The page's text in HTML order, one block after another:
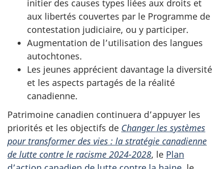
initier des causes types liées aux droits et
aux libertés couvertes par le Programme de
contestation judiciaire, ou y participer.
Augmentation de l’utilisation des langues
autochtones.
Les jeunes apprécient davantage la diversité
et les aspects partagés de la réalité
canadienne.
Patrimoine canadien continuera d’appuyer les
priorités et les objectifs de Changer les systèmes
pour transformer des vies : la stratégie canadienne
de lutte contre le racisme 2024-2028, le Plan